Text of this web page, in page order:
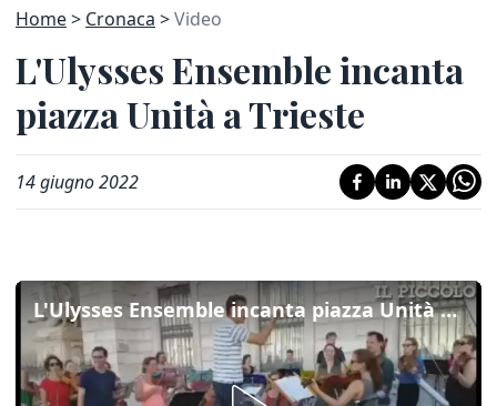
Home Cronaca Video
L'Ulysses Ensemble incanta
piazza Unità a Trieste
14 giugno 2022
L'Ulysses Ensemble incanta piazza Unità a Trieste